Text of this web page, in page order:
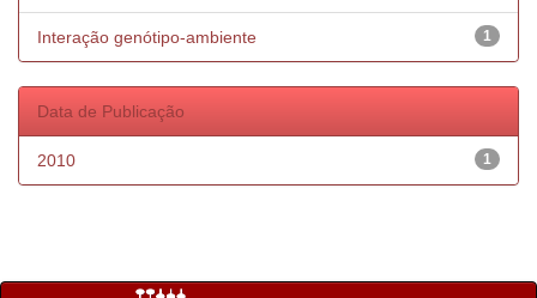
1
Interação genótipo-ambiente
Data de Publicação
1
2010